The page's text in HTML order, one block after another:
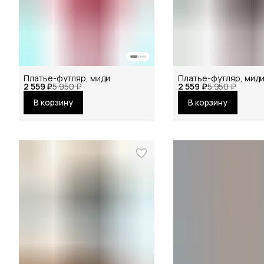
2 559 ₽5 950 ₽
Платье-футляр, миди
В корзину
2 559 ₽5 950 ₽
Платье-футляр, миди
В корзину